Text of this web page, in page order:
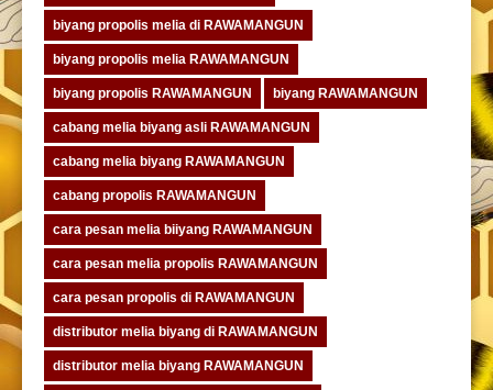
biyang propolis melia di RAWAMANGUN
biyang propolis melia RAWAMANGUN
biyang propolis RAWAMANGUN biyang RAWAMANGUN
cabang melia biyang asli RAWAMANGUN
cabang melia biyang RAWAMANGUN
cabang propolis RAWAMANGUN
cara pesan melia biiyang RAWAMANGUN
cara pesan melia propolis RAWAMANGUN
cara pesan propolis di RAWAMANGUN
distributor melia biyang di RAWAMANGUN
distributor melia biyang RAWAMANGUN